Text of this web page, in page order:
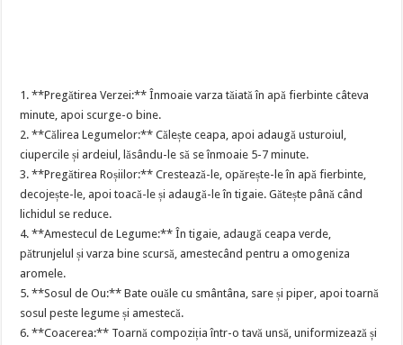
1. **Pregătirea Verzei:** Înmoaie varza tăiată în apă fierbinte câteva
minute, apoi scurge-o bine.
2. **Călirea Legumelor:** Călește ceapa, apoi adaugă usturoiul,
ciupercile și ardeiul, lăsându-le să se înmoaie 5-7 minute.
3. **Pregătirea Roșiilor:** Crestează-le, opărește-le în apă fierbinte,
decojește-le, apoi toacă-le și adaugă-le în tigaie. Gătește până când
lichidul se reduce.
4. **Amestecul de Legume:** În tigaie, adaugă ceapa verde,
pătrunjelul și varza bine scursă, amestecând pentru a omogeniza
aromele.
5. **Sosul de Ou:** Bate ouăle cu smântâna, sare și piper, apoi toarnă
sosul peste legume și amestecă.
6. **Coacerea:** Toarnă compoziția într-o tavă unsă, uniformizează și